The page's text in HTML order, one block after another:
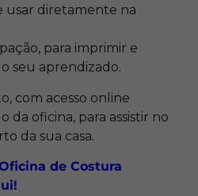
usar diretamente na
para imprimir e
seu aprendizado.
com acesso online
oficina, para assistir no
da sua casa.
de Costura